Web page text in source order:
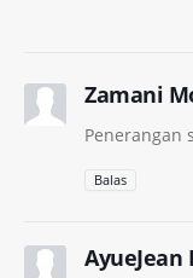
Zamani
Penerangan
Balas
AyueJean